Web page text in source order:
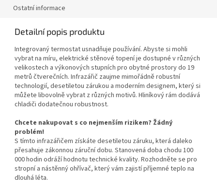
Ostatní informace
Detailní popis produktu
Integrovaný termostat usnadňuje používání. Abyste si mohli
vybrat na míru, elektrické stěnové topení je dostupné v různých
velikostech a výkonových stupních pro obytné prostory do 19
metrů čtverečních. Infrazářič zaujme mimořádně robustní
technologií, desetiletou zárukou a moderním designem, který si
můžete libovolně vybrat z různých motivů. Hliníkový rám dodává
chladiči dodatečnou robustnost.
Chcete nakupovat s co nejmenším rizikem? Žádný
problém!
S tímto infrazářičem získáte desetiletou záruku, která daleko
přesahuje zákonnou záruční dobu. Stanovená doba chodu 100
000 hodin odráží hodnotu technické kvality. Rozhodněte se pro
stropní a nástěnný ohřívač, který vám zajistí příjemné teplo na
dlouhá léta.